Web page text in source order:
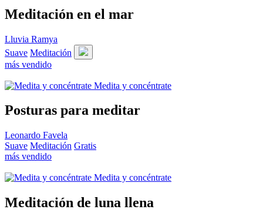
Meditación en el mar
Lluvia Ramya
Suave Meditación
más vendido
Medita y concéntrate
Posturas para meditar
Leonardo Favela
Suave Meditación Gratis
más vendido
Medita y concéntrate
Meditación de luna llena